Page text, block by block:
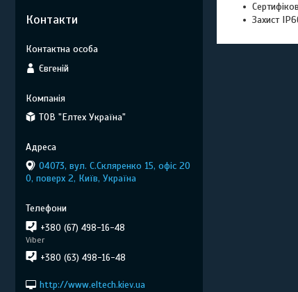
Захист
Контакти
Євгеній
ТОВ "Елтех Україна"
04073, вул. C.Скляренко 15, офіс 20
0, поверх 2, Київ, Україна
+380 (67) 498-16-48
Viber
+380 (63) 498-16-48
http://www.eltech.kiev.ua